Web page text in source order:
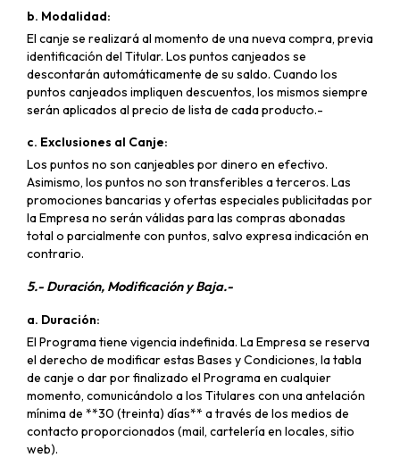
b. Modalidad:
El canje se realizará al momento de una nueva compra, previa
identificación del Titular. Los puntos canjeados se
descontarán automáticamente de su saldo. Cuando los
puntos canjeados impliquen descuentos, los mismos siempre
serán aplicados al precio de lista de cada producto.-
c. Exclusiones al Canje:
Los puntos no son canjeables por dinero en efectivo.
Asimismo, los puntos no son transferibles a terceros. Las
promociones bancarias y ofertas especiales publicitadas por
la Empresa no serán válidas para las compras abonadas
total o parcialmente con puntos, salvo expresa indicación en
contrario.
5.- Duración, Modificación y Baja.-
a. Duración:
El Programa tiene vigencia indefinida. La Empresa se reserva
el derecho de modificar estas Bases y Condiciones, la tabla
de canje o dar por finalizado el Programa en cualquier
momento, comunicándolo a los Titulares con una antelación
mínima de **30 (treinta) días** a través de los medios de
contacto proporcionados (mail, cartelería en locales, sitio
web).